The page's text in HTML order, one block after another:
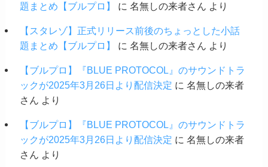
題まとめ【ブルプロ】 に 名無しの来者さん より
【スタレゾ】正式リリース前後のちょっとした小話
題まとめ【ブルプロ】
に 名無しの来者さん より
【ブルプロ】『BLUE PROTOCOL』のサウンドトラ
ックが2025年3月26日より配信決定 に 名無しの来者
さん
より
【ブルプロ】『BLUE PROTOCOL』のサウンドトラ
ックが2025年3月26日より配信決定 に 名無しの来者
さん
より